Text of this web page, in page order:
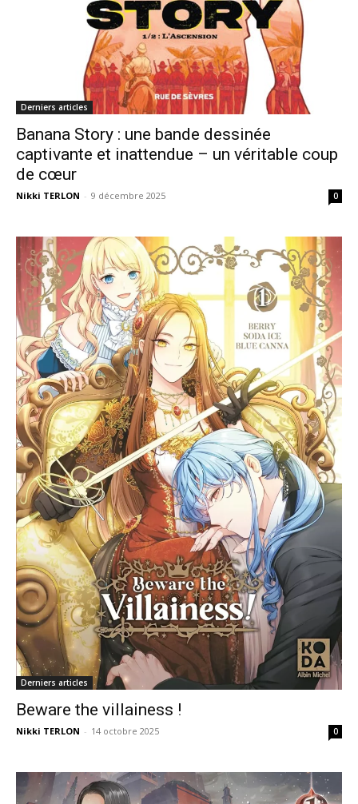
Derniers articles
Banana Story : une bande dessinée
captivante et inattendue – un véritable coup
de cœur
Nikki TERLON - 9 décembre 2025 0
Derniers articles
Beware the villainess !
Nikki TERLON - 14 octobre 2025 0